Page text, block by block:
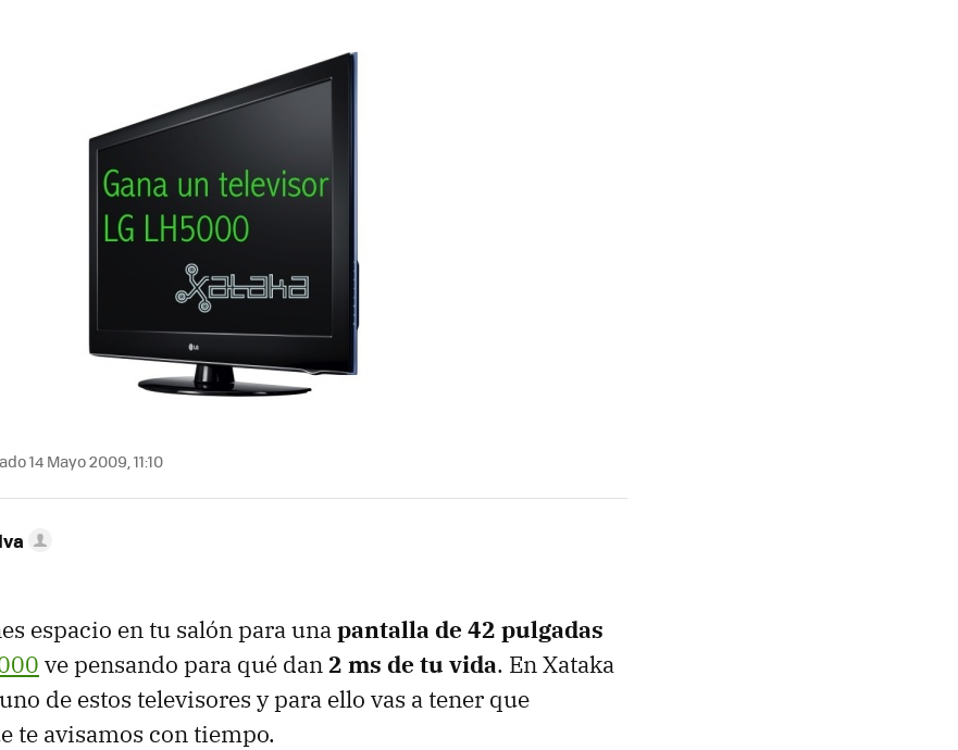
14 Mayo 2009, 11:10
espacio en tu salón para unapantalla de 42 pulgadas
ve pensando para qué dan2 ms de tu vida. En Xataka
de estos televisores y para ello vas a tener que
te avisamos con tiempo.